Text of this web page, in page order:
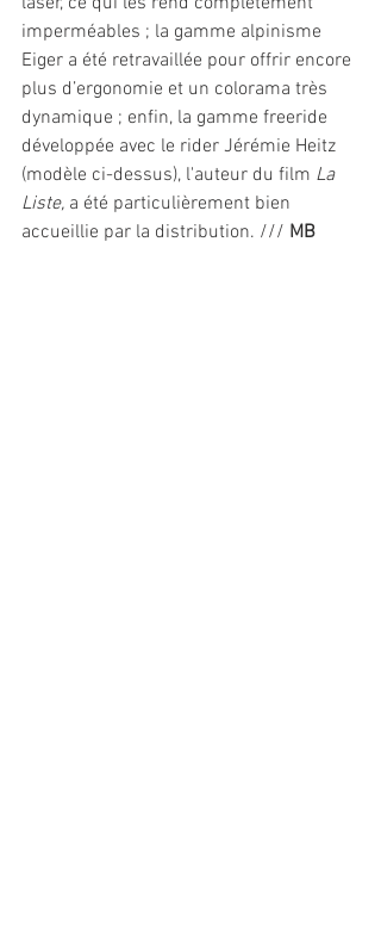
imperméables ; la gamme alpinisme
Eiger a été retravaillée pour offrir encore
plus d’ergonomie et un colorama très
dynamique ; enfin, la gamme freeride
développée avec le rider Jérémie Heitz
(modèle ci-dessus), l'auteur du film La
Liste, a été particulièrement bien
accueillie par la distribution. /// MB